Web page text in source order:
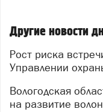
Другие новости
Рост риска встречи с медведями отметили в
Управлении
Вологодская область получила около 6 млн рублей
на развитие